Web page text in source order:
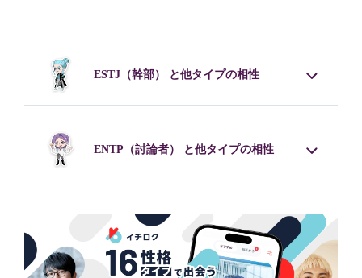
ESTJ （幹部） と他タイプの相性
ENTP （討論者） と他タイプの相性